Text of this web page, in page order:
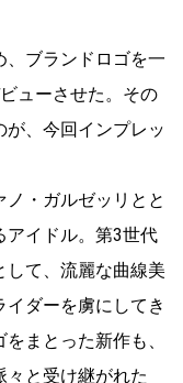
、ブランドロゴを一
ューさせた。その
、今回インプレッ
・ガルゼッリとと
アイドル。第3世代
して、流麗な曲線美
ダーを虜にしてき
まとった新作も、
と受け継がれた